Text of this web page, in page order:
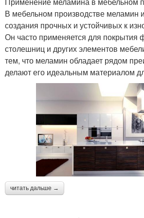
В мебельном производстве меламин
создания прочных и устойчивых к
Он часто применяется для покрытия
столешниц и других элементов
тем, что меламин обладает рядом
делают его идеальным материалом
читать дальше →